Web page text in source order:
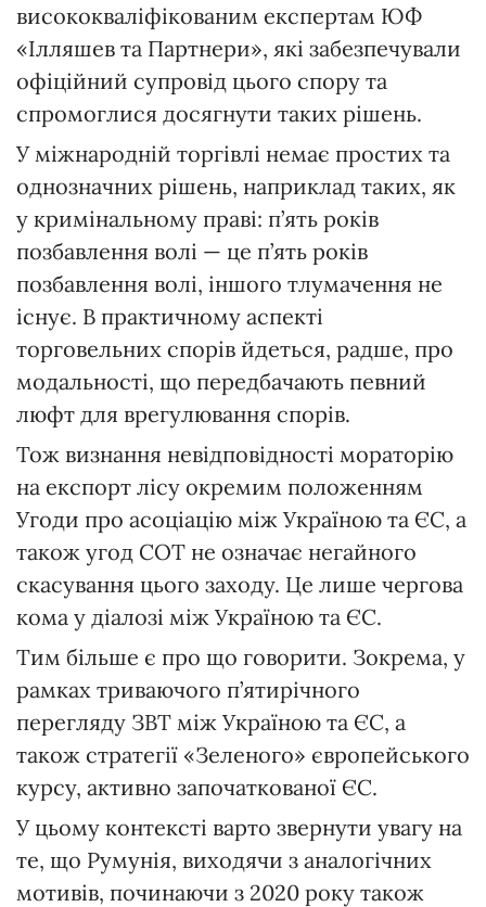
висококваліфікованим експертам ЮФ
«Ілляшев та Партнери», які забезпечували
офіційний супровід цього спору та
спромоглися досягнути таких рішень.
У міжнародній торгівлі немає простих та
однозначних рішень, наприклад таких, як
у кримінальному праві: п’ять років
позбавлення волі — це п’ять років
позбавлення волі, іншого тлумачення не
існує. В практичному аспекті
торговельних спорів йдеться, радше, про
модальності, що передбачають певний
люфт для врегулювання спорів.
Тож визнання невідповідності мораторію
на експорт лісу окремим положенням
Угоди про асоціацію між Україною та ЄС, а
також угод СОТ не означає негайного
скасування цього заходу. Це лише чергова
кома у діалозі між Україною та ЄС.
Тим більше є про що говорити. Зокрема, у
рамках триваючого п’ятирічного
перегляду ЗВТ між Україною та ЄС, а
також стратегії «Зеленого» європейського
курсу, активно започаткованої ЄС.
У цьому контексті варто звернути увагу на
те, що Румунія, виходячи з аналогічних
мотивів, починаючи з 2020 року також